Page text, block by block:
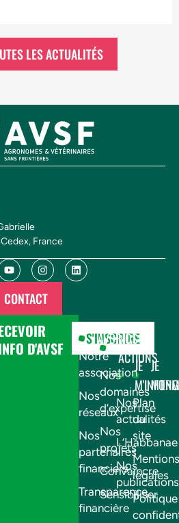
LES ACTUALITÉS
France
CONTACT
D'AVSF
S'INSCRIRE
AVSF
Notre
association
Nos
réseaux
Nos
partenaires
financiers
Transparence
financière
NOS
ACTIONS
Nos
domaines
d’expertise
Nos
projets
Convaincre
Sensibiliser
JE
Nos
actualités
L’Habbanae
Nos
publications
JE
Plan
du
site
Mentions
légales